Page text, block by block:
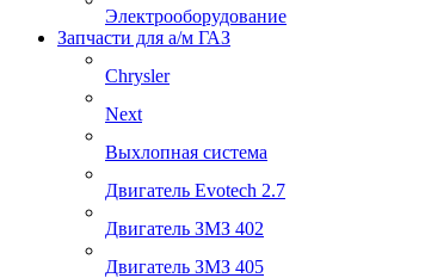
Электрооборудование
Запчасти для а/м ГАЗ
Chrysler
Next
Выхлопная система
Двигатель Evotech 2.7
Двигатель ЗМЗ 402
Двигатель ЗМЗ 405